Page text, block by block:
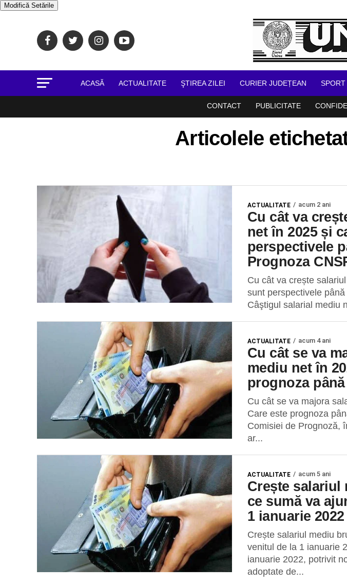
Modifică Setările
ACASĂ ACTUALITATE ŞTIREA ZILEI CURIER JUDEȚEAN SPORT
CONTACT PUBLICITATE
Articolele
ACTUALITATE acum 2 ani
Cu cât va
net în 2025 și
perspectivele
Prognoza
Cu cât va crește
sunt perspectivele
Câştigul salarial mediu
ACTUALITATE acum 4 ani
Cu cât se va
mediu net în
prognoza
Cu cât se va majora
Care este prognoza
Comisiei de Prognoză,
ar...
ACTUALITATE acum 5 ani
Crește salariul
ce sumă va
1 ianuarie 2022
Crește salariul mediu
venitul de la 1 ianuarie
ianuarie 2022, potrivit
adoptate de...